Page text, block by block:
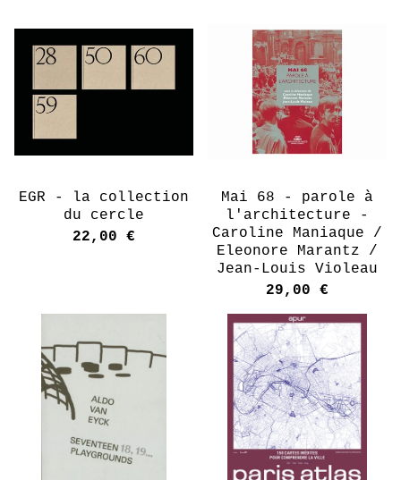
EGR - la collection
du cercle
22,00 €
Mai 68 - parole à
l'architecture -
Caroline Maniaque /
Eleonore Marantz /
Jean-Louis Violeau
29,00 €